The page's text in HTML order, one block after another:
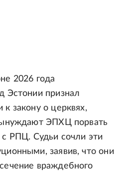
2026 года
Эстонии признал
закону о церквях,
ЭПХЦ порвать
с РПЦ. Судьи сочли эти
заявив, что они
враждебного